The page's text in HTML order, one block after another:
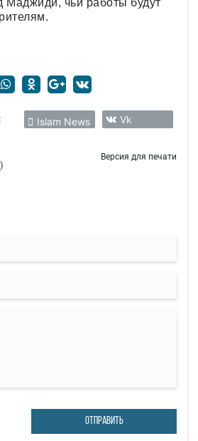
Islam News Vk
)
Версия для печати
ОТПРАВИТЬ